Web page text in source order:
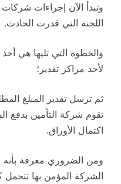
وتبدأ الآن إجراءات
اللجنة التي قدرت الحادث.
والخطوة التي تليها هي
لأحد مراكز تقدير؛
ثم ترسل تقدير المبلغ
اكتمال الأوراق.
ومن الضروري معرفة
الشركة المؤمن بها تتحمل